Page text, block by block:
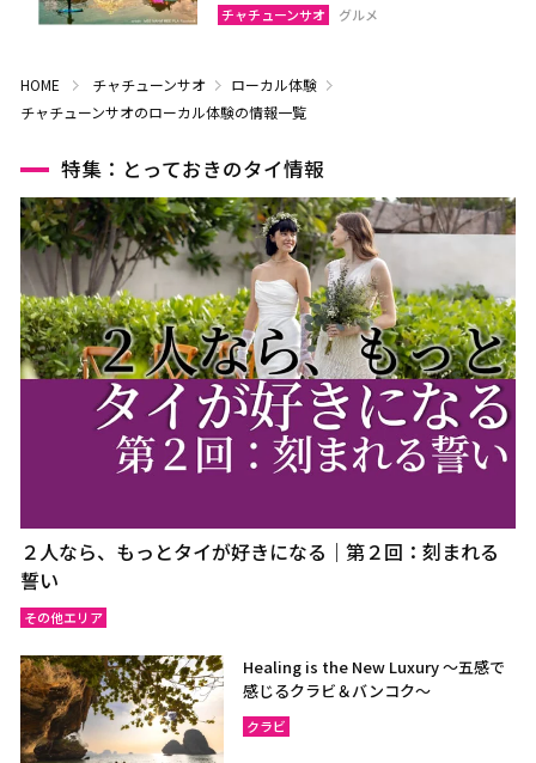
チャチューンサオ グルメ
HOME チャチューンサオ
ローカル体験
チャチューンサオのローカル体験の情報一覧
特集：とっておきのタイ情報
２人なら、もっとタイが好きになる｜第２回：刻まれる
誓い
その他エリア
Healing is the New Luxury ～五感で
感じるクラビ＆バンコク～
クラビ